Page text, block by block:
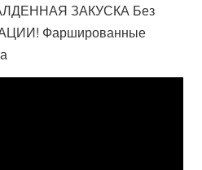
ЗАКУСКА Без
Фаршированные